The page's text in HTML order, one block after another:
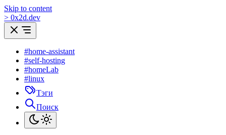
Skip to content
> 0x2d.dev
#home-assistant
#self-hosting
#homeLab
#linux
Тэги
Поиск